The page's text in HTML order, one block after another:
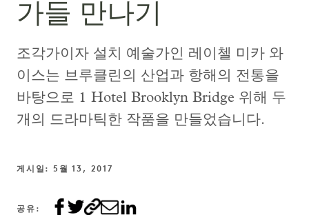
가들 만나기
조각가이자 설치 예술가인 레이첼 미카 와
이스는 브루클린의 산업과 항해의 전통을
바탕으로 1 Hotel Brooklyn Bridge 위해 두
개의 드라마틱한 작품을 만들었습니다.
게시일: 5월 13, 2017
공유: